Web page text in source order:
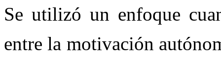
Se utilizó un enfoque
entre la motivación